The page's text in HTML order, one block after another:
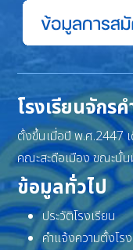
โรงเรียนจักร
ตั้งขึ้นเมื่อปี พ.ศ.2447
คณะสะดือเมือง ขณะนั้
ข้อมูลทั่วไป
ประวัติโรงเรียน
คำแจ้งความตั้งโร